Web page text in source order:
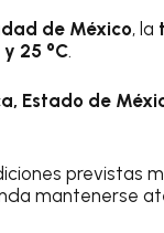
de México, la
y 25 °C.
Estado de
previstas
mantenerse